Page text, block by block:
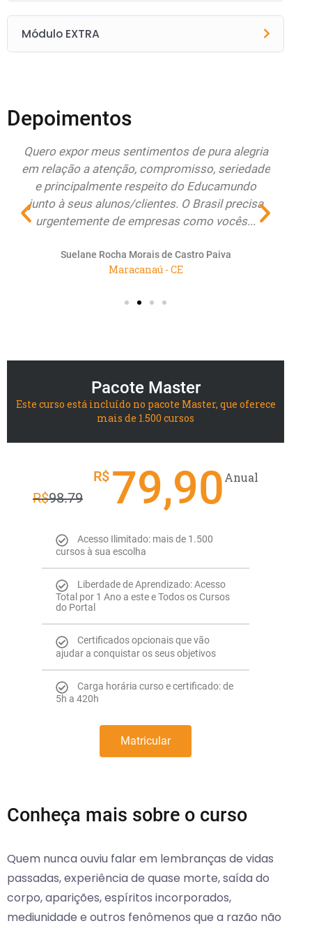
Módulo EXTRA
Depoimentos
Quero expor meus sentimentos de pura alegria
em relação a atenção, compromisso, seriedade
e principalmente respeito do Educamundo
junto à seus alunos/clientes. O Brasil precisa
urgentemente de empresas como vocês...
Suelane Rocha Morais de Castro Paiva
Maracanaú - CE
Pacote Master
Este curso está incluído no pacote Master, que oferece
mais de 1.500 cursos
R$98.79
R$ 79,90Anual
Acesso Ilimitado: mais de 1.500
cursos à sua escolha
Liberdade de Aprendizado: Acesso
Total por 1 Ano a este e Todos os Cursos
do Portal
Certificados opcionais que vão
ajudar a conquistar os seus objetivos
Carga horária curso e certificado: de
5h a 420h
Matricular
Conheça mais sobre o curso
Quem nunca ouviu falar em lembranças de vidas
passadas, experiência de quase morte, saída do
corpo, aparições, espíritos incorporados,
mediunidade e outros fenômenos que a razão não